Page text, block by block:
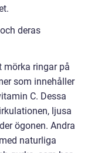
deras
mörka ringar på
som innehåller
C. Dessa
ljusa
ögonen. Andra
naturliga